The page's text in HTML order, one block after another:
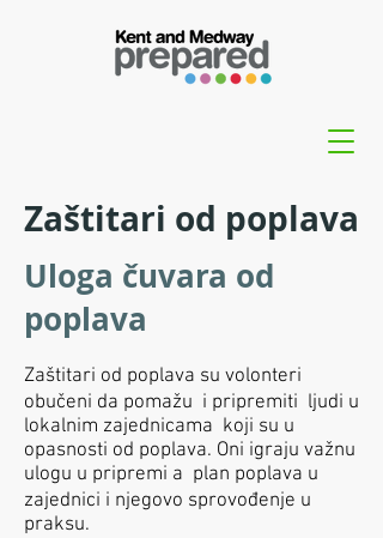
Zaštitari od poplava
Uloga čuvara od
poplava
Zaštitari od poplava su volonteri
obučeni da pomažu i pripremiti ljudi u
lokalnim zajednicama koji su u
opasnosti od poplava. Oni igraju važnu
ulogu u pripremi a plan poplava u
zajednici i njegovo sprovođenje u
praksu.